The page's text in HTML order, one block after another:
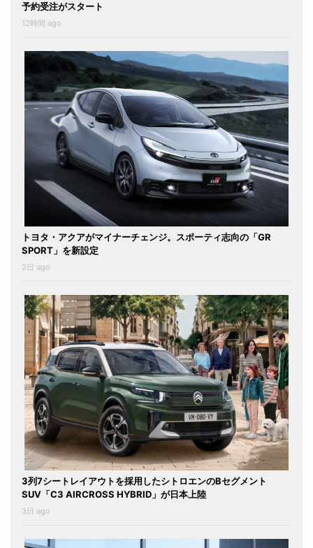
予約受注がスタート
12時間 ago
トヨタ・アクアがマイナーチェンジ。スポーティ志向の「GR
SPORT」を新設定
2日 ago
3列7シートレイアウトを採用したシトロエンのBセグメント
SUV「C3 AIRCROSS HYBRID」が日本上陸
3日 ago